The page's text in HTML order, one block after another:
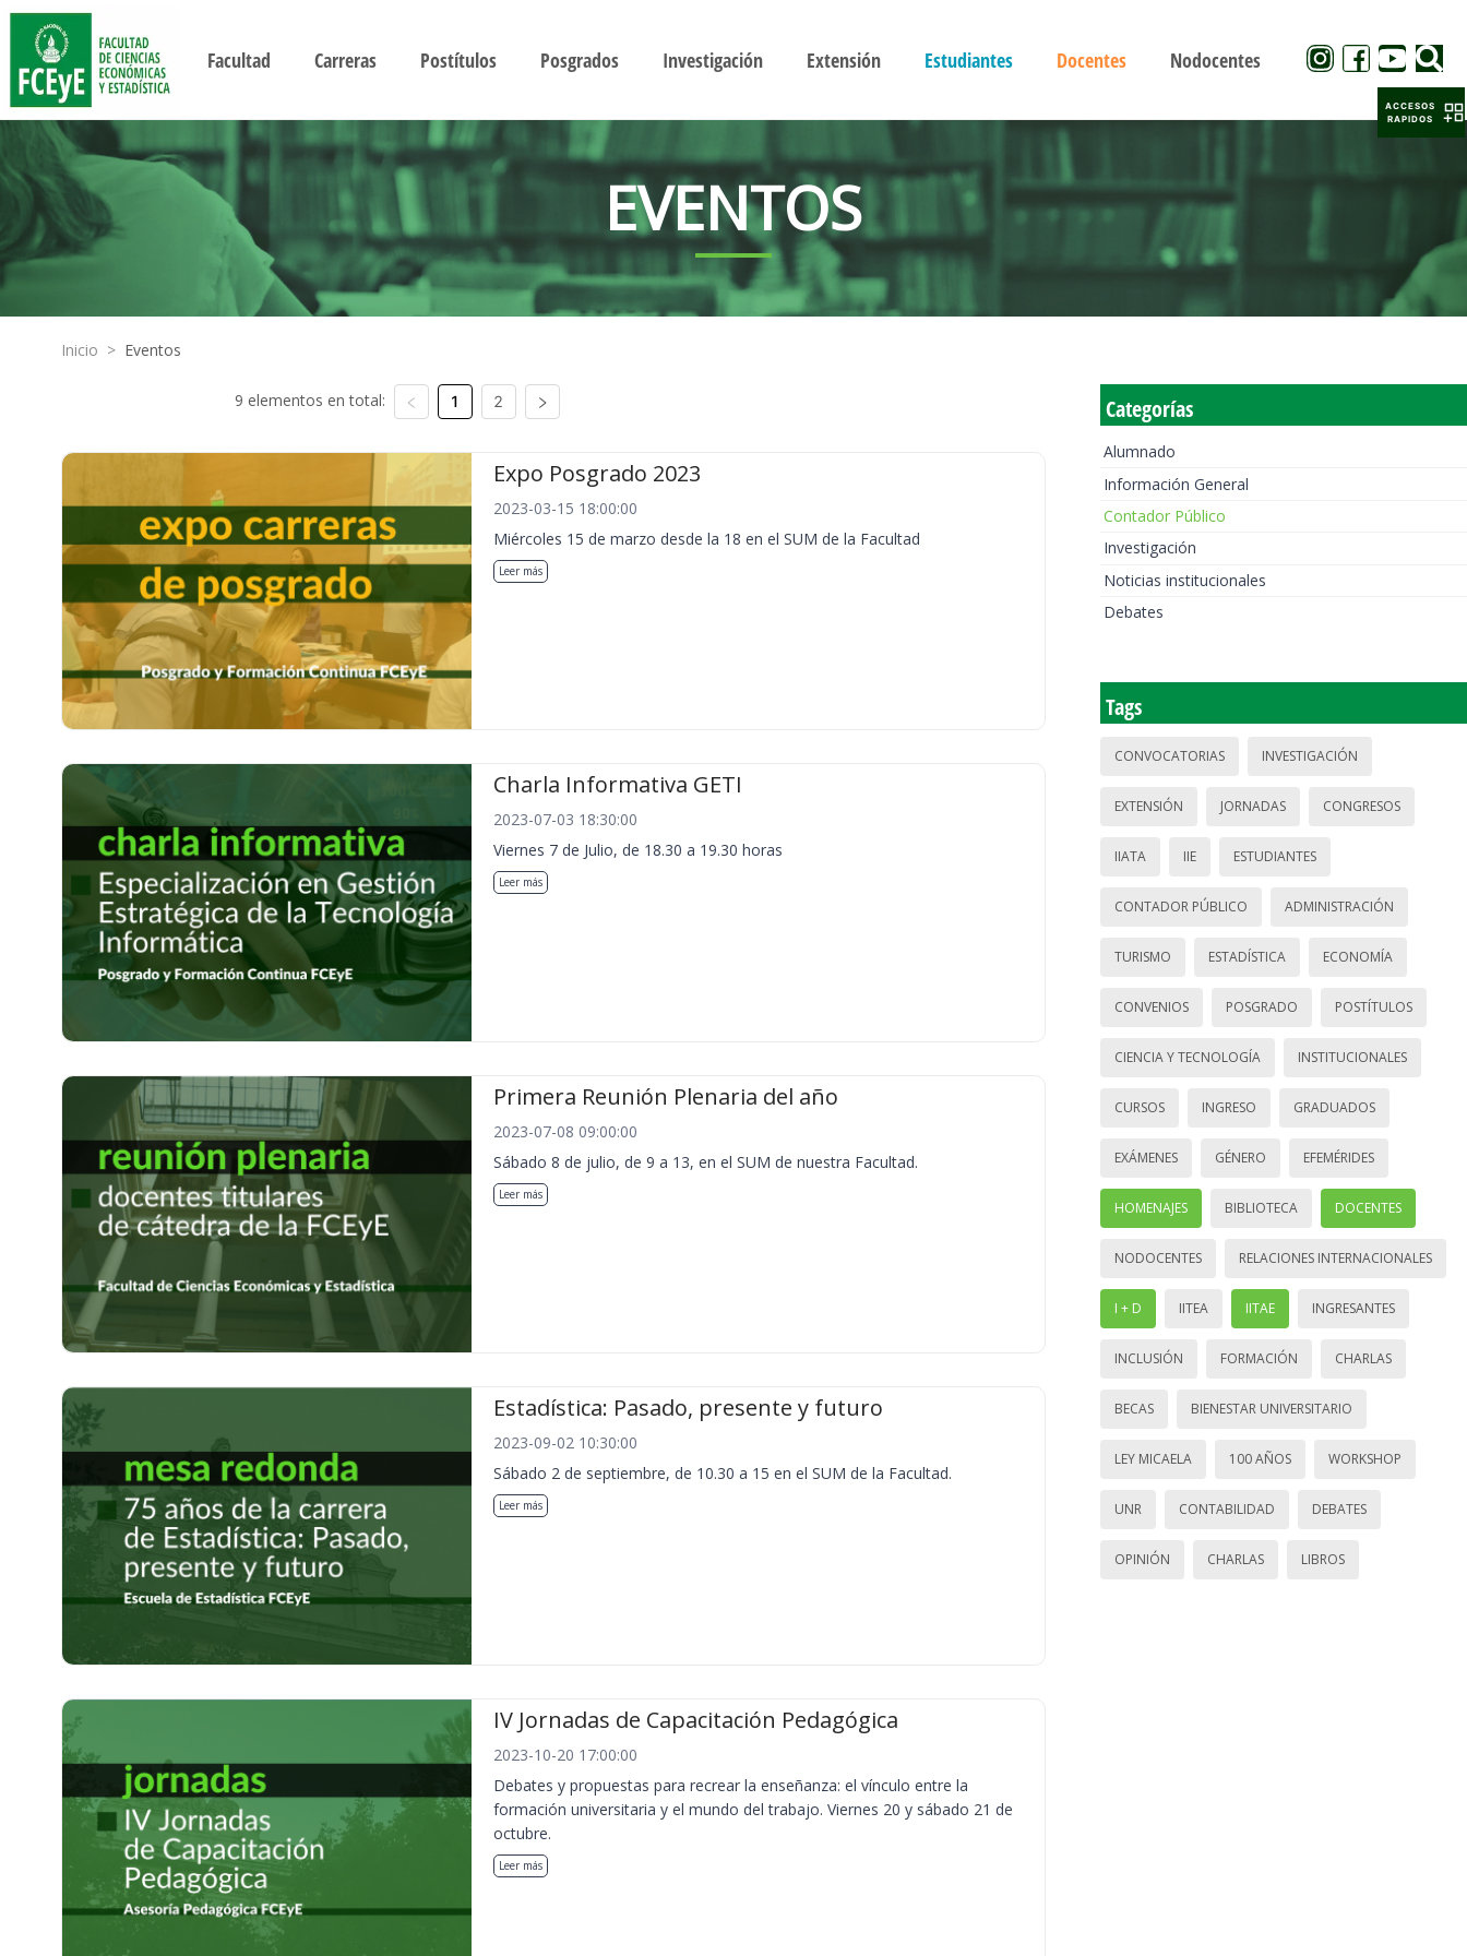
Facultad Carreras Postítulos Posgrados Investigación Extensión Estudiantes Docentes Nodocentes
EVENTOS
Inicio > Eventos
9 elementos en total: 1 2
Expo Posgrado 2023
2023-03-15 18:00:00
Miércoles 15 de marzo desde la 18 en el SUM de la Facultad
Leer más
Charla Informativa GETI
2023-07-03 18:30:00
Viernes 7 de Julio, de 18.30 a 19.30 horas
Leer más
Primera Reunión Plenaria del año
2023-07-08 09:00:00
Sábado 8 de julio, de 9 a 13, en el SUM de nuestra Facultad.
Leer más
Estadística: Pasado, presente y futuro
2023-09-02 10:30:00
Sábado 2 de septiembre, de 10.30 a 15 en el SUM de la Facultad.
Leer más
IV Jornadas de Capacitación Pedagógica
2023-10-20 17:00:00
Debates y propuestas para recrear la enseñanza: el vínculo entre la
formación universitaria y el mundo del trabajo. Viernes 20 y sábado 21 de
octubre.
Leer más
Categorías
Alumnado
Información General
Contador Público
Investigación
Noticias institucionales
Debates
Tags
CONVOCATORIAS INVESTIGACIÓN
EXTENSIÓN JORNADAS CONGRESOS
IIATA IIE ESTUDIANTES
CONTADOR PÚBLICO ADMINISTRACIÓN
TURISMO ESTADÍSTICA ECONOMÍA
CONVENIOS POSGRADO POSTÍTULOS
CIENCIA Y TECNOLOGÍA INSTITUCIONALES
CURSOS INGRESO GRADUADOS
EXÁMENES GÉNERO EFEMÉRIDES
HOMENAJES BIBLIOTECA DOCENTES
NODOCENTES RELACIONES INTERNACIONALES
I + D IITEA IITAE INGRESANTES
INCLUSIÓN FORMACIÓN CHARLAS
BECAS BIENESTAR UNIVERSITARIO
LEY MICAELA 100 AÑOS WORKSHOP
UNR CONTABILIDAD DEBATES
OPINIÓN CHARLAS LIBROS
ACCESOS
RAPIDOS